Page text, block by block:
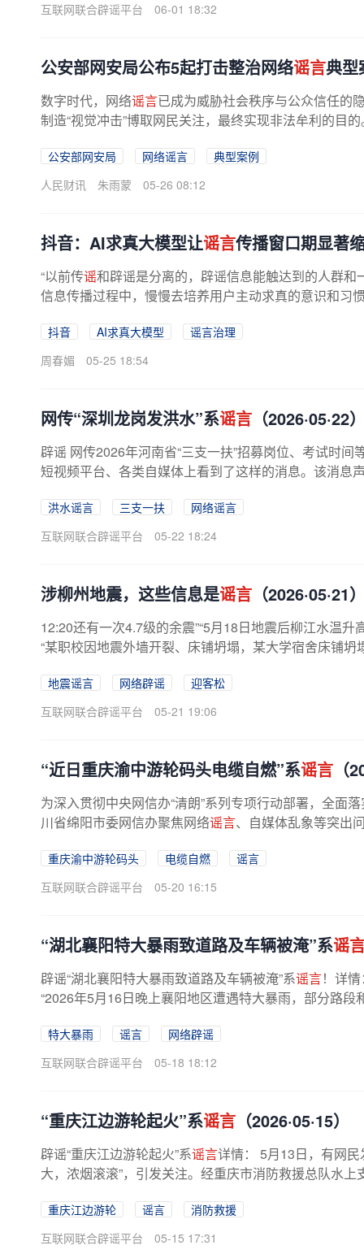
互联网联合辟谣平台
06-01 18:32
公安部网安局公布5起打击整治网络谣言典型
数字时代，网络谣言已成为威胁社会秩序与公众信任的
制造“视觉冲击”博取网民关注，最终实现非法牟利的目
公安部网安局 网络谣言
典型案例
人民财讯
朱雨蒙 05-26 08:12
抖音：AI求真大模型让谣言传播窗口期显著
“以前传谣和辟谣是分离的，辟谣信息能触达到的人群和
信息传播过程中，慢慢去培养用户主动求真的意识和习
抖音 AI求真大模型
谣言治理
周春媚
05-25 18:54
网传“深圳龙岗发洪水”系谣言 （2026·05·22
辟谣 网传2026年河南省“三支一扶”招募岗位、考试时间
短视频平台、各类自媒体上看到了这样的消息。该消息
洪水谣言 三支一扶
网络谣言
互联网联合辟谣平台
05-22 18:24
涉柳州地震，这些信息是谣言 （2026·05·21
12:20还有一次4.7级的余震”“5月18日地震后柳江水温升
“某职校因地震外墙开裂、床铺坍塌，某大学宿舍床铺
地震谣言 网络辟谣
迎客松
互联网联合辟谣平台
05-21 19:06
“近日重庆渝中游轮码头电缆自燃”系谣言 （
为深入贯彻中央网信办“清朗”系列专项行动部署，全面
川省绵阳市委网信办聚焦网络谣言、自媒体乱象等突出
重庆渝中游轮码头 电缆自燃
谣言
互联网联合辟谣平台
05-20 16:15
“湖北襄阳特大暴雨致道路及车辆被淹”系谣
辟谣“湖北襄阳特大暴雨致道路及车辆被淹”系谣言！详
“2026年5月16日晚上襄阳地区遭遇特大暴雨，部分路段
特大暴雨 谣言
网络辟谣
互联网联合辟谣平台
05-18 18:12
“重庆江边游轮起火”系谣言 （2026·05·15）
辟谣“重庆江边游轮起火”系谣言详情： 5月13日，有网
大，浓烟滚滚”，引发关注。经重庆市消防救援总队水
重庆江边游轮 谣言
消防救援
互联网联合辟谣平台
05-15 17:31